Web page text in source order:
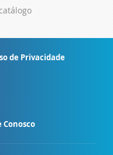
catálogo
de Privacidade
Conosco